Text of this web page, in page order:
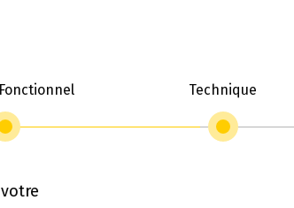
Fonctionnel Technique